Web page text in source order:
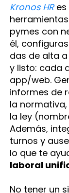
Kronos HRes
pymes con
él,
das de alta
y listo: cada
app/web.
informes de
la
la ley
Además,
turnos y
lo que te
laboral
No tener un